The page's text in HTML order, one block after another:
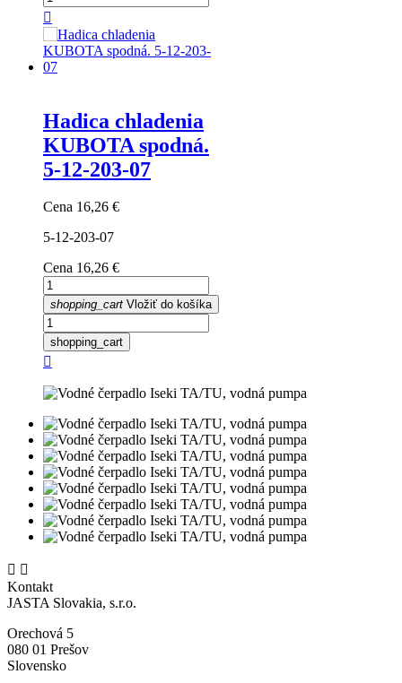

Hadica chladenia
KUBOTA spodná.
5-12-203-07
Cena 16,26 €
5-12-203-07
Cena 16,26 €
shopping_cart Vložiť do košíka
shopping_cart

 
Kontakt
JASTA Slovakia, s.r.o.
Orechová 5
080 01 Prešov
Slovensko